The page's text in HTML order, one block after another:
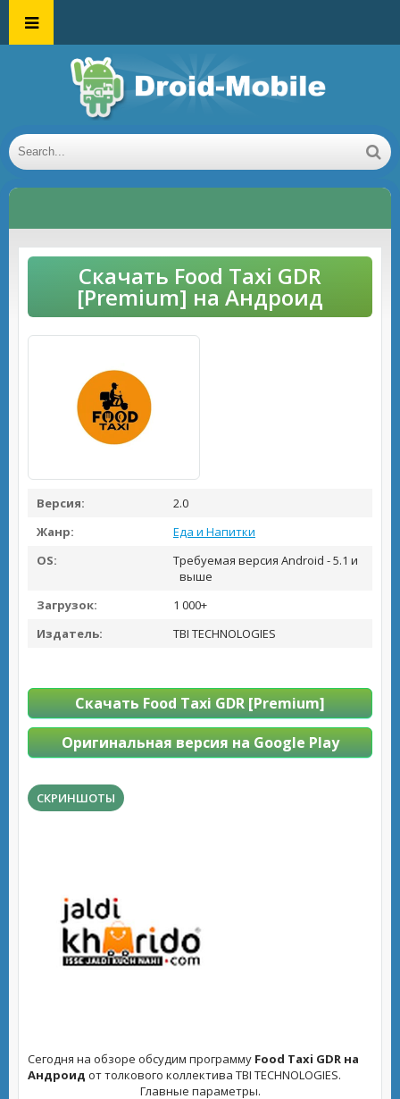
Скачать Food Taxi GDR
[Premium] на Андроид
Версия:
2.0
Жанр:
Еда и Напитки
OS:
Требуемая версия Android - 5.1 и
выше
Загрузок:
1 000+
Издатель:
TBI TECHNOLOGIES
Скачать Food Taxi GDR [Premium]
Оригинальная версия на Google Play
СКРИНШОТЫ
Сегодня на обзоре обсудим программу Food Taxi GDR на
Андроид от толкового коллектива TBI TECHNOLOGIES.
Главные параметры.